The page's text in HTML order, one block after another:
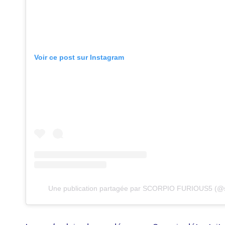
Voir ce post sur Instagram
Une publication partagée par SCORPIO FURIOUS5